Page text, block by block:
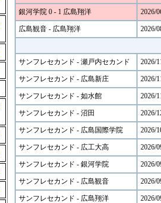
銀河学院 0 - 1 広島翔洋 2026/
広島観音 - 広島翔洋 2026/
サンフレセカンド - 瀬戸内セカンド 2026/
サンフレセカンド - 広島新庄 2026/
サンフレセカンド - 如水館 2026/
サンフレセカンド - 沼田 2026/
サンフレセカンド - 広島国際学院 2026/
サンフレセカンド - 広工大高 2026/
サンフレセカンド - 銀河学院 2026/
サンフレセカンド - 広島観音 2026/
サンフレセカンド - 広島翔洋 2026/